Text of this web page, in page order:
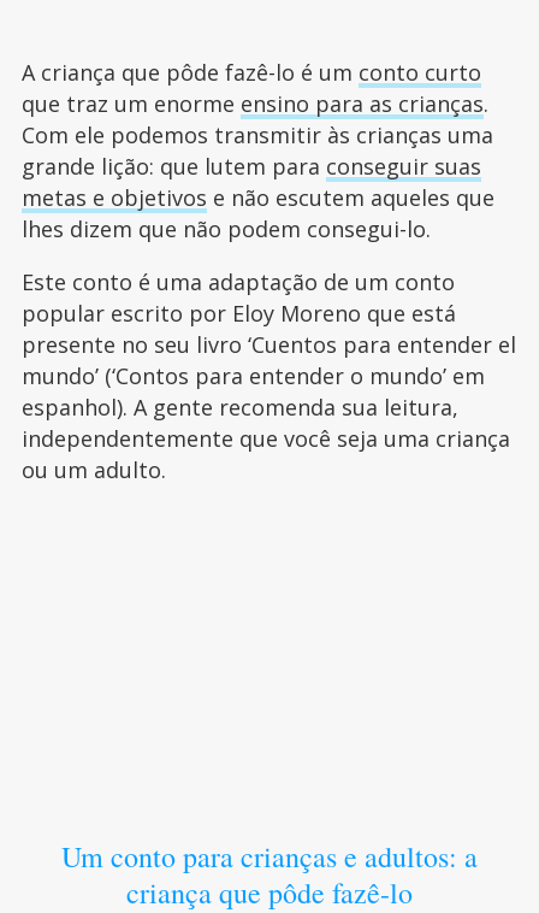
A criança que pôde fazê-lo é um conto curto
que traz um enorme ensino para as crianças.
Com ele podemos transmitir às crianças uma
grande lição: que lutem para conseguir suas
metas e objetivos e não escutem aqueles que
lhes dizem que não podem consegui-lo.
Este conto é uma adaptação de um conto
popular escrito por Eloy Moreno que está
presente no seu livro ‘Cuentos para entender el
mundo’ (‘Contos para entender o mundo’ em
espanhol). A gente recomenda sua leitura,
independentemente que você seja uma criança
ou um adulto.
Um conto para crianças e adultos: a
criança que pôde fazê-lo